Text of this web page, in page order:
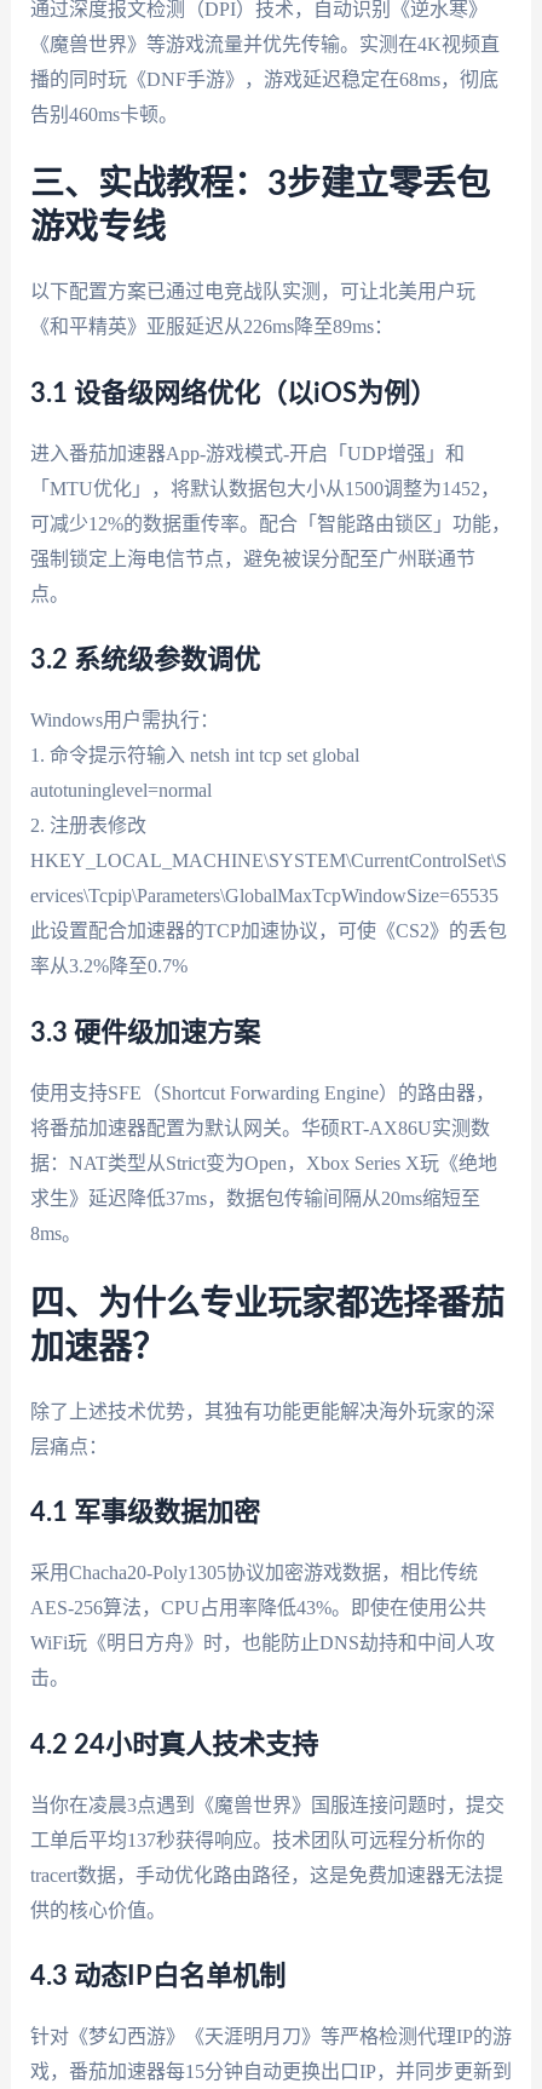
通过深度报文检测（DPI）技术，自动识别《逆水寒》
《魔兽世界》等游戏流量并优先传输。实测在4K视频直
播的同时玩《DNF手游》，游戏延迟稳定在68ms，彻底
告别460ms卡顿。
三、实战教程：3步建立零丢包
游戏专线
以下配置方案已通过电竞战队实测，可让北美用户玩
《和平精英》亚服延迟从226ms降至89ms：
3.1 设备级网络优化（以iOS为例）
进入番茄加速器App-游戏模式-开启「UDP增强」和
「MTU优化」，将默认数据包大小从1500调整为1452，
可减少12%的数据重传率。配合「智能路由锁区」功能，
强制锁定上海电信节点，避免被误分配至广州联通节
点。
3.2 系统级参数调优
Windows用户需执行：
1. 命令提示符输入 netsh int tcp set global
autotuninglevel=normal
2. 注册表修改
HKEY_LOCAL_MACHINE\SYSTEM\CurrentControlSet\S
ervices\Tcpip\Parameters\GlobalMaxTcpWindowSize=65535
此设置配合加速器的TCP加速协议，可使《CS2》的丢包
率从3.2%降至0.7%
3.3 硬件级加速方案
使用支持SFE（Shortcut Forwarding Engine）的路由器，
将番茄加速器配置为默认网关。华硕RT-AX86U实测数
据：NAT类型从Strict变为Open，Xbox Series X玩《绝地
求生》延迟降低37ms，数据包传输间隔从20ms缩短至
8ms。
四、为什么专业玩家都选择番茄
加速器？
除了上述技术优势，其独有功能更能解决海外玩家的深
层痛点：
4.1 军事级数据加密
采用Chacha20-Poly1305协议加密游戏数据，相比传统
AES-256算法，CPU占用率降低43%。即使在使用公共
WiFi玩《明日方舟》时，也能防止DNS劫持和中间人攻
击。
4.2 24小时真人技术支持
当你在凌晨3点遇到《魔兽世界》国服连接问题时，提交
工单后平均137秒获得响应。技术团队可远程分析你的
tracert数据，手动优化路由路径，这是免费加速器无法提
供的核心价值。
4.3 动态IP白名单机制
针对《梦幻西游》《天涯明月刀》等严格检测代理IP的游
戏，番茄加速器每15分钟自动更换出口IP，并同步更新到